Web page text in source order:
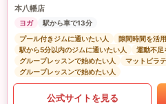
本八幡店
ヨガ
駅から車で13分
プール付きジムに通いたい人
隙間時間を活
駅から5分以内のジムに通いたい人
運動不足
グループレッスンで始めたい人
マットピラ
グループレッスンで始めたい人
公式サイトを見る